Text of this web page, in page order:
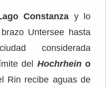
Constanza y lo
Untersee hasta
considerada
del Hochrheino
Rin recibe aguas de